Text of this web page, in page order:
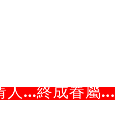
人...終成眷屬...